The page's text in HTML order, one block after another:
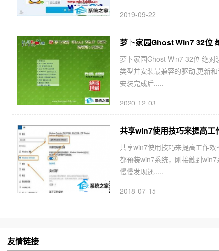
2019-09-22
萝卜家园Ghost Win7 32位
萝卜家园Ghost Win7 32位 绝
类型并安装最兼容的驱动,更新
安装完成后.....
2020-12-03
共享win7使用技巧来提高工
共享win7使用技巧来提高工作
都预装win7系统，刚接触到
慢慢发现还.....
2018-07-15
友情链接